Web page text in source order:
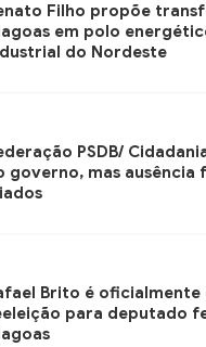
Filho propõe
em polo
do Nordeste
PSDB/
governo, mas ausência
Brito é
para deputado